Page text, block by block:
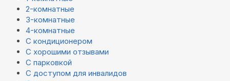
2-комнатные
3-комнатные
4-комнатные
С кондиционером
С хорошими отзывами
С парковкой
С доступом для инвалидов